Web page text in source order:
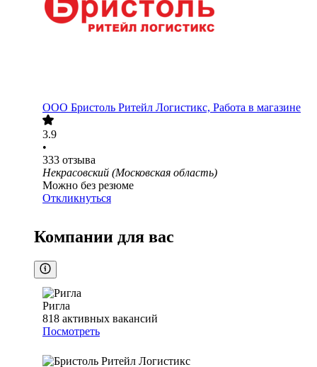
ООО Бристоль Ритейл Логистикс, Работа в магазине
3.9
•
333 отзыва
Некрасовский (Московская область)
Можно без резюме
Откликнуться
Компании для вас
Ригла
818 активных вакансий
Посмотреть